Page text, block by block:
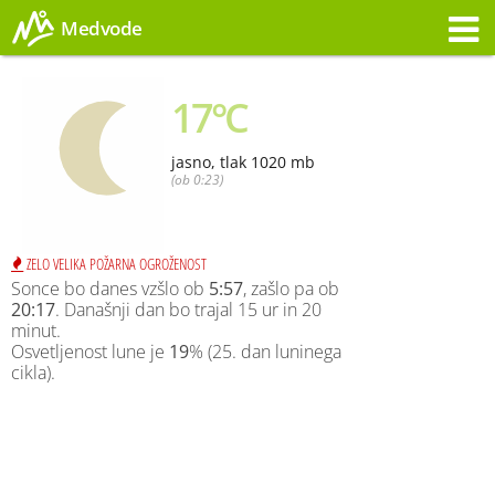
Medvode
17°C
jasno, tlak 1020 mb
(ob 0:23)
ZELO VELIKA POŽARNA OGROŽENOST
Sonce bo danes vzšlo ob 5:57, zašlo pa ob
20:17. Današnji dan bo trajal 15 ur in 20
minut.
Osvetljenost lune je 19% (25. dan luninega
cikla).